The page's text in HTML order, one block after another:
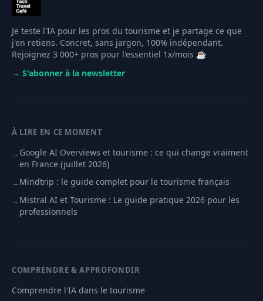
Je teste l'IA pour les pros du tourisme et je partage ce que
j'en retiens. Concret, sans jargon, 100% indépendant.
Rejoignez 3 000+ pros pour l'essentiel 1x/mois ☕️
→ S'abonner à la newsletter
À LIRE EN CE MOMENT
→ Google AI Overviews et tourisme : ce qui change vraiment
en France (juillet 2026)
→ Mindtrip : le guide complet pour le tourisme français
→ Mistral AI et Tourisme : Le guide pratique 2026 pour les
professionnels
COMPRENDRE & APPROFONDIR
Comprendre l'IA dans le tourisme